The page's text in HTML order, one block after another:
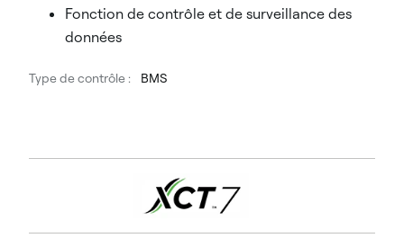
Fonction de contrôle et de surveillance des
données
Type de contrôle : BMS